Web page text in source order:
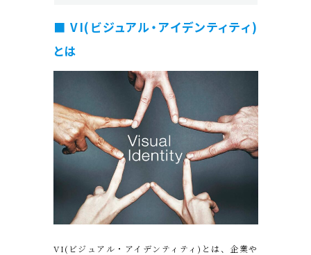
■ VI(ビジュアル・アイデンティティ)
とは
VI(ビジュアル・アイデンティティ)とは、企業や